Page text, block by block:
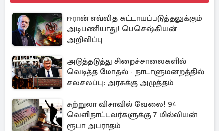
ஈரான் எவ்வித கட்டாயப்படுத்தலுக்கும்
அடிபணியாது! பெசெஷ்கியன்
அறிவிப்பு
அடுத்தடுத்து சிறைச்சாலைகளில்
வெடித்த மோதல் - நாடாளுமன்றத்தில்
சலசலப்பு: அரசுக்கு அழுத்தம்
சுற்றுலா விசாவில் வேலை! 94
வெளிநாட்டவர்களுக்கு 7 மில்லியன்
ரூபா அபராதம்